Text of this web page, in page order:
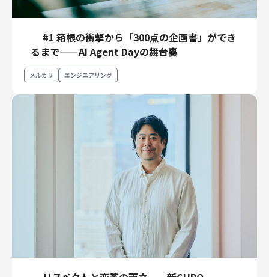
#1 箱根の衝撃から「300点の企画書」ができ
るまで——AI Agent Dayの舞台裏
メルカリ エンジニアリング